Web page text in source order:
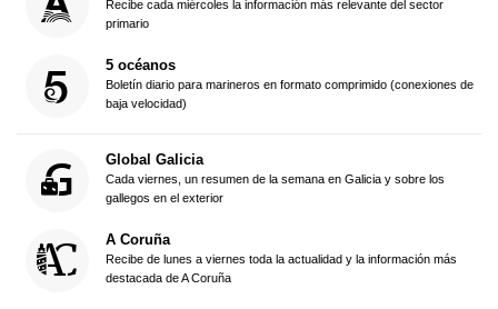
Recibe cada miércoles la información más relevante del sector
primario
5 océanos
Boletín diario para marineros en formato comprimido (conexiones de
baja velocidad)
Global Galicia
Cada viernes, un resumen de la semana en Galicia y sobre los
gallegos en el exterior
A Coruña
Recibe de lunes a viernes toda la actualidad y la información más
destacada de A Coruña